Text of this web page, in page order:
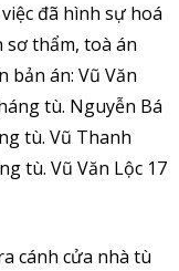
đã hình sự hoá
thẩm, toà án
bản án: Vũ Văn
tù. Nguyễn Bá
tù. Vũ Thanh
tù. Vũ Văn Lộc 17
cánh cửa nhà tù